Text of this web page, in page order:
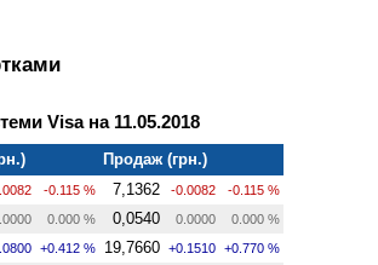
Visa на 11.05.2018
Продаж (грн.)
-0.115 % 7,1362 -0.0082 -0.115 %
0.000 % 0,0540 0.0000 0.000 %
+0.412 % 19,7660 +0.1510 +0.770 %